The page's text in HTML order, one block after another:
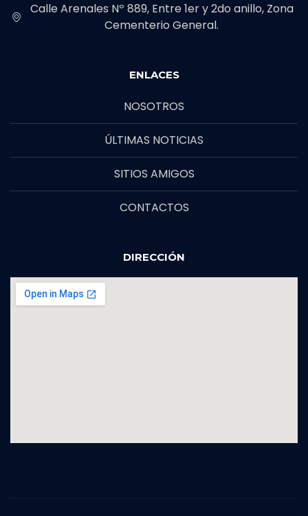
Calle Arenales Nº 889, Entre 1er y 2do anillo, Zona
Cementerio General.
ENLACES
NOSOTROS
ÚLTIMAS NOTICIAS
SITIOS AMIGOS
CONTACTOS
DIRECCIÓN